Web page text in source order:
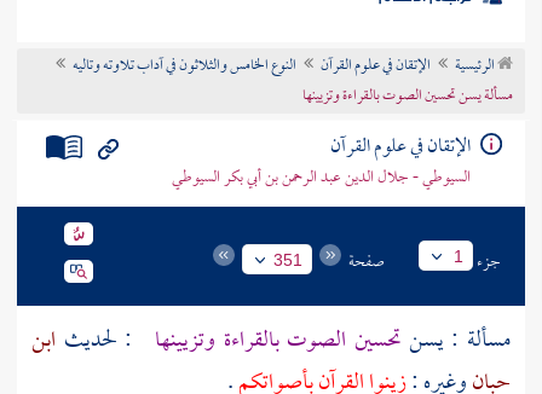
موضوعي
تراجم الأعلام
الرئيسية الإتقان في علوم القرآن
النوع الخامس والثلاثون في آداب تلاوته وتاليه
مسألة يسن تحسين الصوت بالقراءة وتزيينها
الإتقان في علوم القرآن
السيوطي - جلال الدين عبد الرحمن بن أبي بكر السيوطي
جزء 1 صفحة 351
مسألة : يسنتحسين الصوت بالقراءة وتزيينها : لحديث ابن
حبانوغيره :زينوا القرآن بأصواتكم.